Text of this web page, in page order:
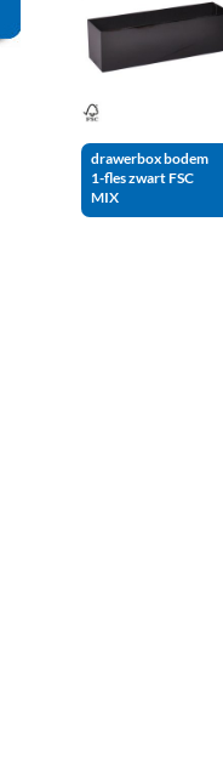
drawerbox bodem
1-fles zwart FSC
MIX